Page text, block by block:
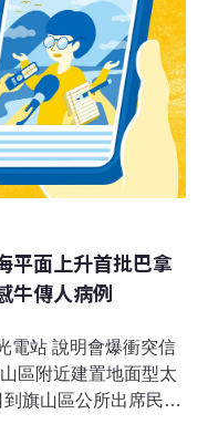
平面上升首批巴拿
牛傳人病例
電站 說明會爆衝突信
區附近建置地面型太
旗山區公所出席民眾